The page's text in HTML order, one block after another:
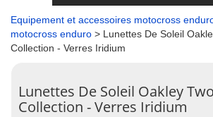
Equipement et accessoires motocross
motocross enduro > Lunettes De Soleil
Collection - Verres Iridium
Lunettes De Soleil Oakley
Collection - Verres Iridium